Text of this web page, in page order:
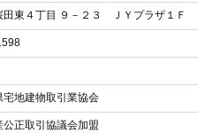
田東４丁目 ９－２３ ＪＹプラザ１Ｆ
宅地建物取引業協会
正取引協議会加盟